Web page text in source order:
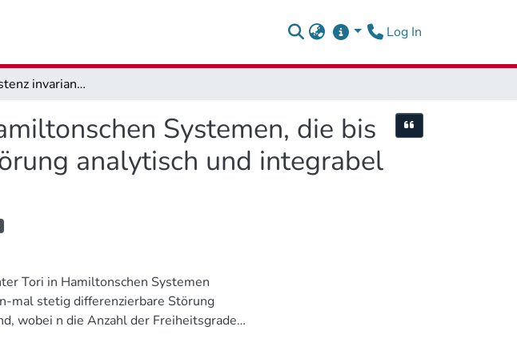
Log In
Über die Existenz invarianter Tori in Hamiltonschen Systemen, die bis auf eine endlich oft differenzierbare Störung analytisch und integrabel sind
Systemen, die bis
analytisch und integrabel
Tori in Hamiltonschen Systemen
mal stetig differenzierbare Störung
wobei n die Anzahl der Freiheitsgrade